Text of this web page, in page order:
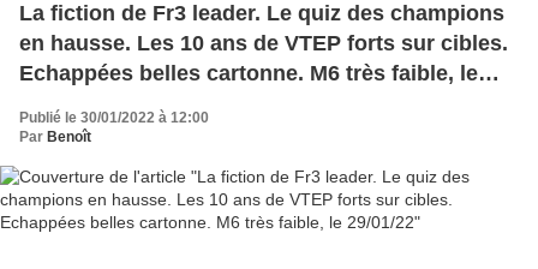
La fiction de Fr3 leader. Le quiz des champions
en hausse. Les 10 ans de VTEP forts sur cibles.
Echappées belles cartonne. M6 très faible, le
29/01/22
Publié le 30/01/2022 à 12:00
Par Benoît